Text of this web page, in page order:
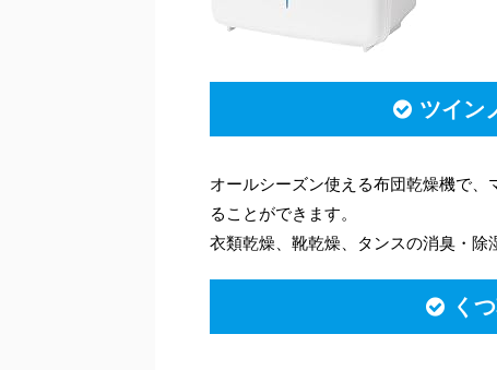
ツイン
オールシーズン使える布団乾燥機で
ることができます。
衣類乾燥、靴乾燥、タンスの消臭・除
く